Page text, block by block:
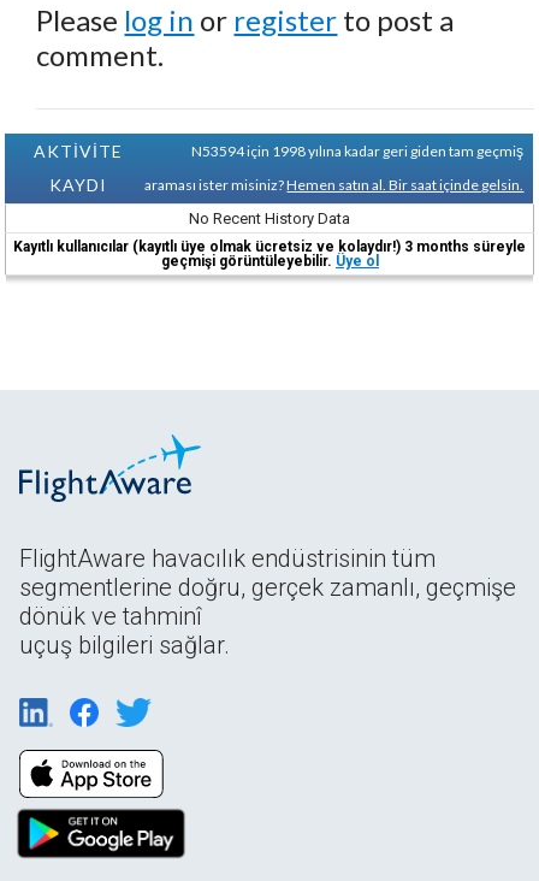
Please log in or register to post a
comment.
AKTİVİTE
KAYDI
N53594 için 1998 yılına kadar geri giden tam geçmiş
araması ister misiniz?Hemen satın al. Bir saat içinde gelsin.
No Recent History Data
Kayıtlı kullanıcılar (kayıtlı üye olmak ücretsiz ve kolaydır!) 3 months süreyle
geçmişi görüntüleyebilir. Üye ol
FlightAware havacılık endüstrisinin tüm
segmentlerine doğru, gerçek zamanlı, geçmişe
dönük ve tahminî
uçuş bilgileri sağlar.